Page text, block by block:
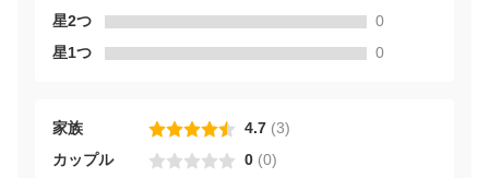
星2つ
0
星1つ
0
家族 4.7 (3)
カップル
0 (0)